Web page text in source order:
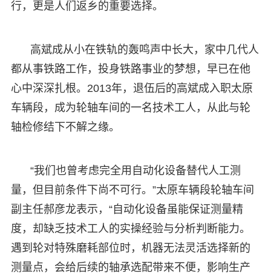
行，更是人们返乡的重要选择。
高斌成从小在铁轨的轰鸣声中长大，家中几代人
都从事铁路工作，投身铁路事业的梦想，早已在他
心中深深扎根。2013年，退伍后的高斌成入职太原
车辆段，成为轮轴车间的一名技术工人，从此与轮
轴检修结下不解之缘。
“我们也曾考虑完全用自动化设备替代人工测
量，但目前条件下尚不可行。”太原车辆段轮轴车间
副主任郝彦龙表示，“自动化设备虽能保证测量精
度，却缺乏技术工人的实操经验与分析判断能力。
遇到轮对特殊磨耗部位时，机器无法灵活选择新的
测量点，会给后续的轴承选配带来不便，影响生产